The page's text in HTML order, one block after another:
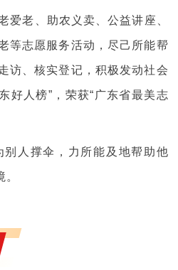
爱老、助农义卖、公益讲座、
等志愿服务活动，尽己所能帮
访、核实登记，积极发动社会
好人榜”，荣获“广东省最美志
人撑伞，力所能及地帮助他